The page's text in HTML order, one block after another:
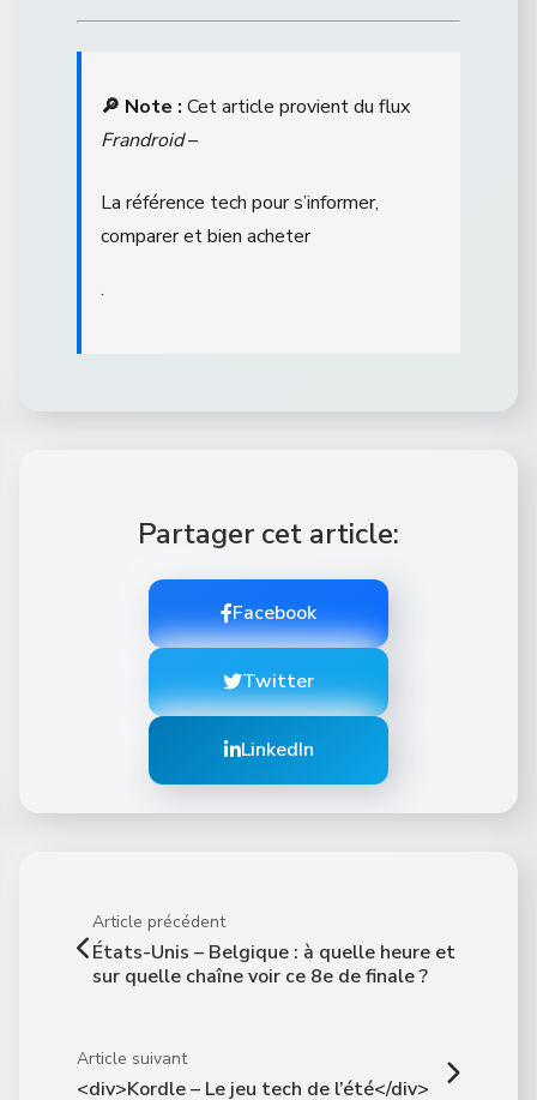
🔎 Note : Cet article provient du flux
Frandroid–
La référence tech pour s’informer,
comparer et bien acheter
.
Partager cet article:
Facebook
Twitter
LinkedIn
Article précédent
États-Unis – Belgique : à quelle heure et
sur quelle chaîne voir ce 8e de finale ?
Article suivant
<div>Kordle – Le jeu tech de l’été</div>